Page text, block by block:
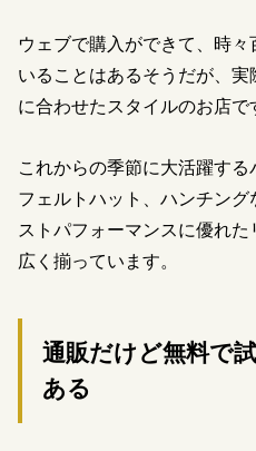
ウェブで購入ができて、時
いることはあるそうだが、
に合わせたスタイルのお店で
これからの季節に大活躍する
フェルトハット、ハンチン
ストパフォーマンスに優れ
広く揃っています。
通販だけど無料で
ある